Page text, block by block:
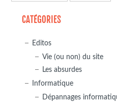
CATÉGORIES
Editos
Vie (ou non) du site
Les absurdes
Informatique
Dépannages